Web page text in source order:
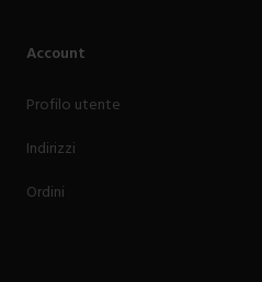
Account
Profilo utente
Indirizzi
Ordini